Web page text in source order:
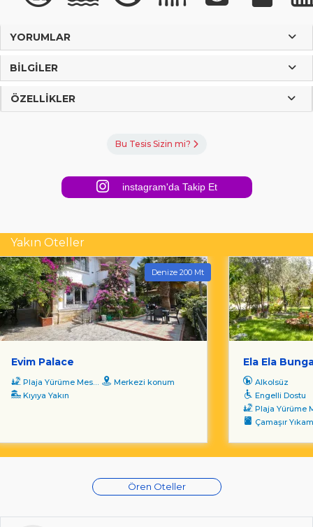
YORUMLAR
BILGILER
ÖZELLIKLER
Bu Tesis Sizin mi?
instagram'da Takip Et
Yakın Oteller
Denize 200 Mt
Evim Palace
Plaja Yürüme Mesafesi
Merkezi konum
Kıyıya Yakın
Ela Ela
Alkolsüz
Engelli Dostu
Plaja Yürüme
Çamaşır
Ören Oteller